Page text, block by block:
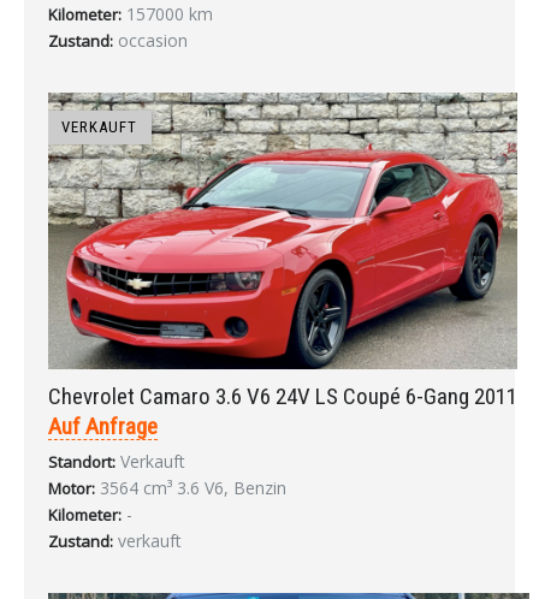
Kilometer: 157000 km
Zustand: occasion
VERKAUFT
Chevrolet Camaro 3.6 V6 24V LS Coupé 6-Gang 2011
Auf Anfrage
Standort: Verkauft
Motor: 3564 cm³ 3.6 V6, Benzin
Kilometer: -
Zustand: verkauft